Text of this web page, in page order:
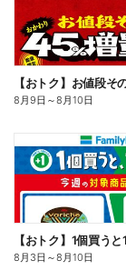
8月9日 ～8月10日
8月3日 ～8月10日